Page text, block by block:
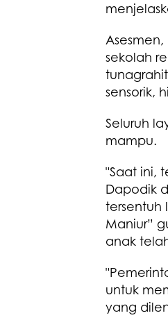
sekolah
sensorik,
Seluruh
mampu.
"Saat ini,
Dapodik
tersentuh
Maniur”
anak
untuk
yang